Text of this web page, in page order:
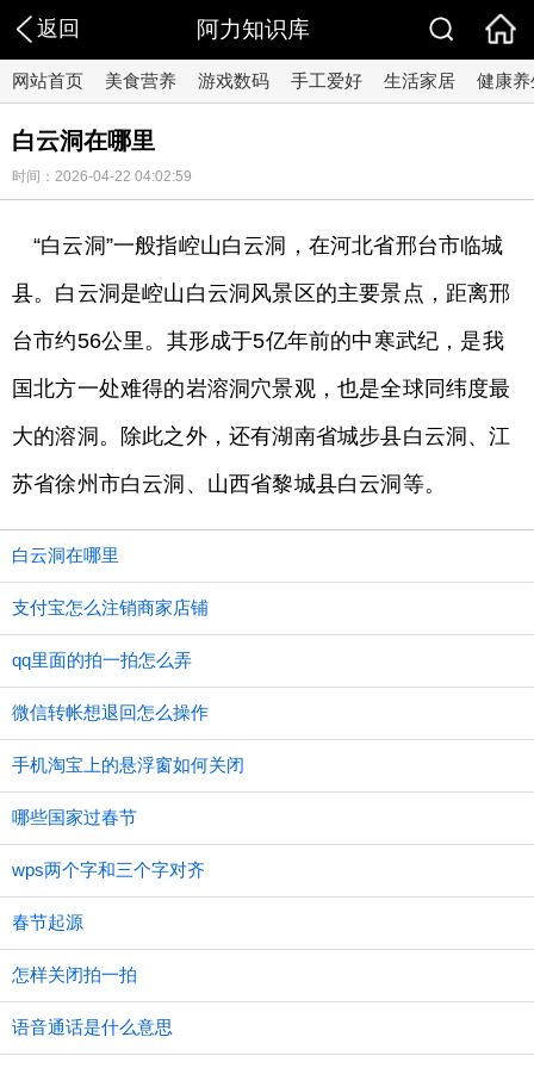
返回 阿力知识库
网站首页 美食营养 游戏数码 手工爱好 生活家居 健康养
白云洞在哪里
时间：2026-04-22 04:02:59
“白云洞”一般指崆山白云洞，在河北省邢台市临城
县。白云洞是崆山白云洞风景区的主要景点，距离邢
台市约56公里。其形成于5亿年前的中寒武纪，是我
国北方一处难得的岩溶洞穴景观，也是全球同纬度最
大的溶洞。除此之外，还有湖南省城步县白云洞、江
苏省徐州市白云洞、山西省黎城县白云洞等。
白云洞在哪里
支付宝怎么注销商家店铺
qq里面的拍一拍怎么弄
微信转帐想退回怎么操作
手机淘宝上的悬浮窗如何关闭
哪些国家过春节
wps两个字和三个字对齐
春节起源
怎样关闭拍一拍
语音通话是什么意思